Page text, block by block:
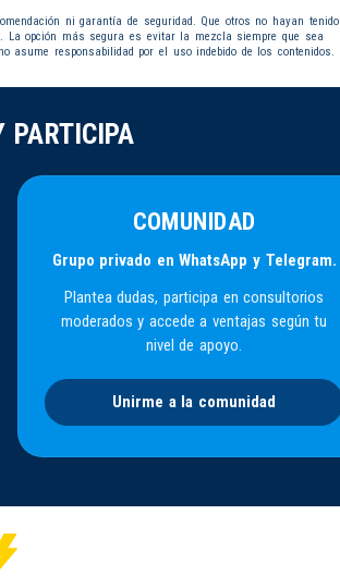
ni garantía de seguridad. Que otros no hayan tenido
opción más segura es evitar la mezcla siempre que sea
asume responsabilidad por el uso indebido de los contenidos.
PARTICIPA
COMUNIDAD
Grupo privado en WhatsApp y Telegram.
Plantea dudas, participa en consultorios
moderados y accede a ventajas según tu
nivel de apoyo.
Unirme a la comunidad